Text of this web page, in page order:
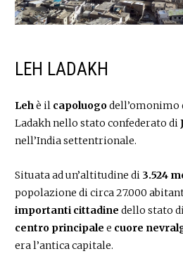
LEH LADAKH
Lehè il capoluogo
Ladakh nello stato confederato di
nell’India settentrionale.
Situata ad un’altitudine di 3.524
popolazione di circa 27.000
importanti cittadine dello stato
centro principale e cuore
era l’antica capitale.